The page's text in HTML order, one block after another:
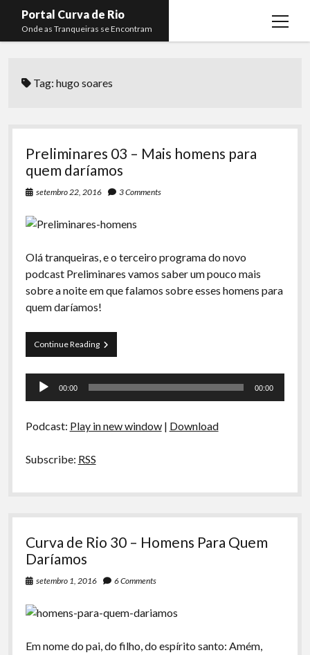
Portal Curva de Rio
Onde as Tranqueiras se Encontram
open
Curva de Rio
Komos
La Siesta Podcast
Arquivo CDR
Papo Tranqueira
A Ripa É a Lei
Especiais
Membros
Lucas Oliveira
Kaique Xavier
Tag:hugo soares
Preliminares 03 – Mais homens para
quem daríamos
setembro 22, 2016 3 Comments
Olá tranqueiras, e o terceiro programa do novo
podcast Preliminares vamos saber um pouco mais
sobre a noite em que falamos sobre esses homens para
quem daríamos!
Continue ReadingPreliminares
03
homens
daríamos
Tocador
00:00 00:00
Podcast: Play in new window| Download
Subscribe: RSS
Curva de Rio 30 – Homens Para Quem
Daríamos
setembro 1, 2016 6 Comments
Em nome do pai, do filho, do espírito santo: Amém,